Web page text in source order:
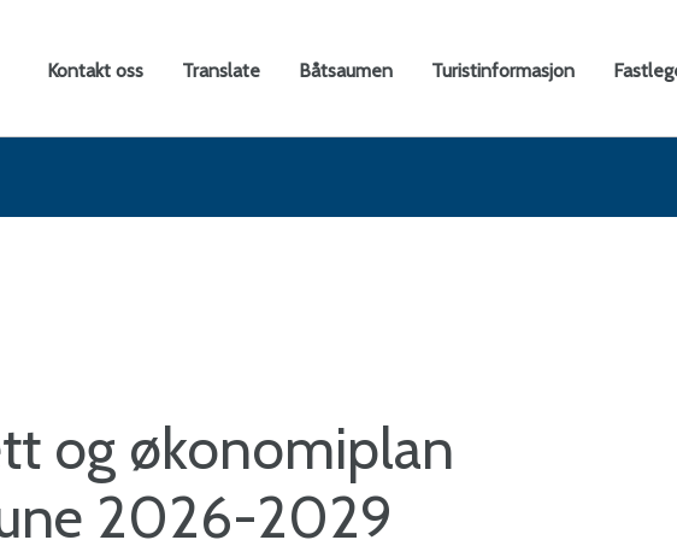
Kontakt oss Translate Båtsaumen Turistinformasjon
og økonomiplan
2026-2029